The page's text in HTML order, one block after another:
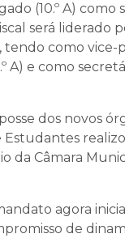
(10.º A) como
será liderado
tendo como
A) e como
dos novos
Estudantes
da Câmara
agora
de